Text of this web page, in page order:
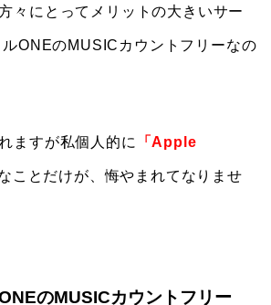
々にとってメリットの大きいサー
ONEのMUSICカウントフリーなの
ますが私個人的に 「Apple
ことだけが、悔やまれてなりませ
のMUSICカウントフリー